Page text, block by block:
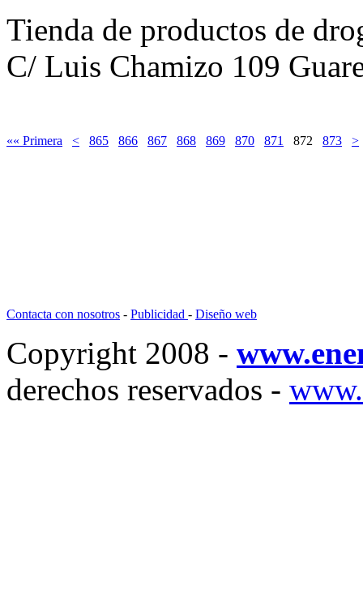
Tienda de productos de
C/ Luis Chamizo 109
«« Primera < 865 866 867 868 869 870 871 872 873 >
Contacta con nosotros - Publicidad - Diseño web
Copyright 2008 -
derechos reservados -